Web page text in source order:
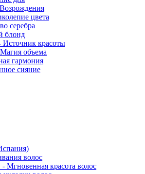
цвета
серебра
блонд
Источник красоты
объема
гармония
сияние
волос
Мгновенная красота волос